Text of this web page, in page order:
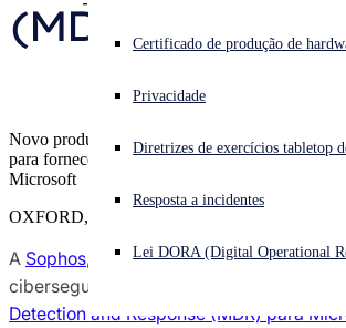
Enfrentando um ataque cibernético? Obtenha
Open search
Português (Brasil) Open language switcher
Certificado de produção de
Privacidade
Diretrizes de exercícios tabletop
Resposta a incidentes
Lei DORA (Digital Operational
Pesquisa de ameaças do Sophos X-Ops
Premiações e avaliações
Contatos de imprensa
(MDR) para
Novo produto da companhia de cibersegurança
para fornecer uma camada indispensável de
Microsoft
OXFORD, U.K.
A Sophos, líder global em inovação e
cibersegurança como serviço, lançou o
Detection and Response (MDR) para